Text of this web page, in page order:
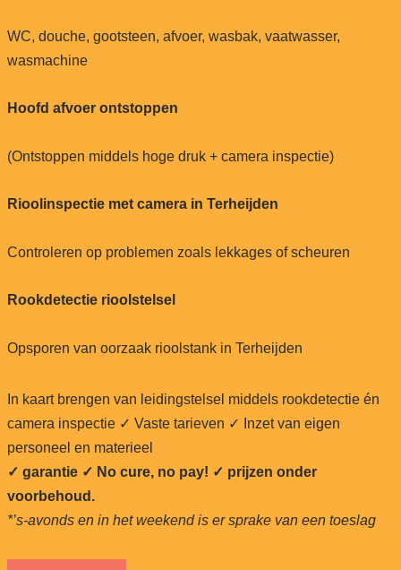
WC, douche, gootsteen, afvoer, wasbak, vaatwasser,
wasmachine
Hoofd afvoer ontstoppen
(Ontstoppen middels hoge druk + camera inspectie)
Rioolinspectie met camera in Terheijden
Controleren op problemen zoals lekkages of scheuren
Rookdetectie rioolstelsel
Opsporen van oorzaak rioolstank in Terheijden
In kaart brengen van leidingstelsel middels rookdetectie én
camera inspectie ✓ Vaste tarieven ✓ Inzet van eigen
personeel en materieel
✓ garantie ✓ No cure, no pay! ✓ prijzen onder
voorbehoud.
*’s-avonds en in het weekend is er sprake van een toeslag